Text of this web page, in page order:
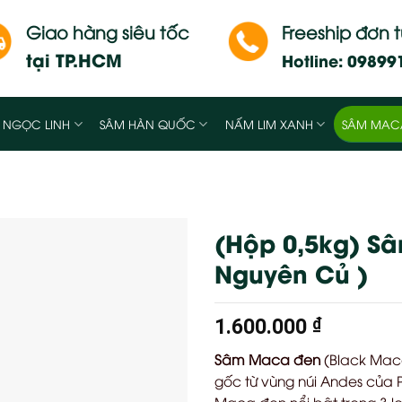
Giao hàng siêu tốc
tại TP.HCM
Freeship đơn
Hotline:
NGỌC LINH SÂM HÀN QUỐC NẤM LIM XANH SÂM
(Hộp 0,5kg)
Nguyên Củ )
1.600.000 ₫
Sâm Maca đen(Black
gốc từ vùng núi Andes của